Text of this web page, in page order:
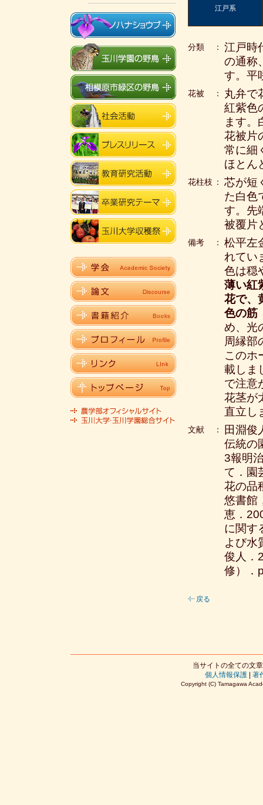
江戸系
分類 ：
江戸時
の通称
す。平
花被 ：
丸弁で
紅紫色
ます。
花被片
常に細
ほとん
花柱枝 ：
芯が短
た白色
す。先
被覆片
備考 ：
松平左
れてい
色は穏
薄い紅
花で、
色の筋
め、光
周縁部
このホ
載しま
で注意
花茎が
直立し
文献 ：
田淵俊
伝統の
3報明
て．園
花の品
悠書館
恵．
に関す
よび水
俊人．
修）．
戻る
当サイトの全ての文
個人情報保護
著
Copyright (C) Tamagawa